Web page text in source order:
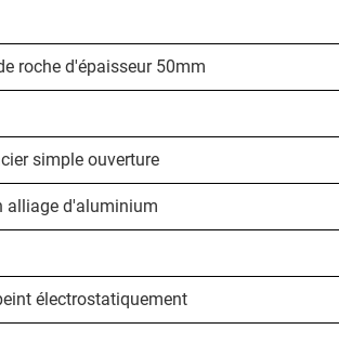
roche d'épaisseur 50mm
simple ouverture
alliage d'aluminium
électrostatiquement